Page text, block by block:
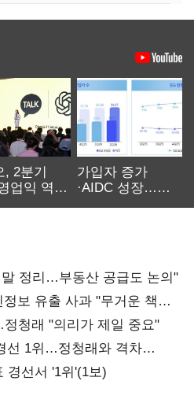
, 2분기
업익 역대
가입자 증가
·AIDC 성장…
정리…부동산 공급도 논의"
보 유출 사과 "무거운 책임
청래 "의리가 제일 중요"
선 1위…정청래와 격차
경선서 '1위'(1보)